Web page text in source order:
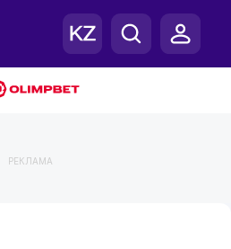
РЕКЛАМА